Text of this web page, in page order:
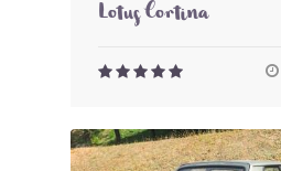
Lotus Cortina